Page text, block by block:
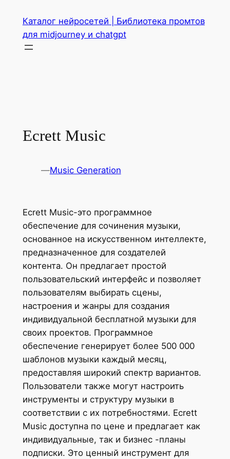
содержимому
Каталог нейросетей | Библиотека промтов
для midjourney и chatgpt
Ecrett Music
—Music Generation
Ecrett Music-это программное
обеспечение для сочинения музыки,
основанное на искусственном интеллекте,
предназначенное для создателей
контента. Он предлагает простой
пользовательский интерфейс и позволяет
пользователям выбирать сцены,
настроения и жанры для создания
индивидуальной бесплатной музыки для
своих проектов. Программное
обеспечение генерирует более 500 000
шаблонов музыки каждый месяц,
предоставляя широкий спектр вариантов.
Пользователи также могут настроить
инструменты и структуру музыки в
соответствии с их потребностями. Ecrett
Music доступна по цене и предлагает как
индивидуальные, так и бизнес -планы
подписки. Это ценный инструмент для